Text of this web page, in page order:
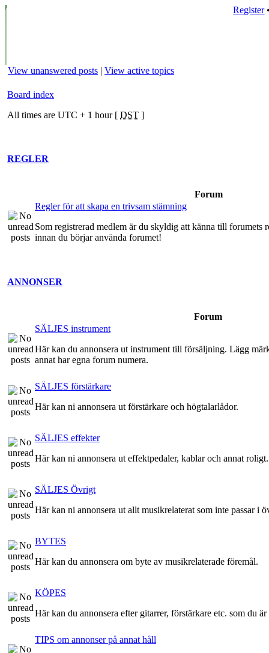
Register
View unanswered posts | View active topics
Board index
All times are UTC + 1 hour [ DST ]
REGLER
Forum
Regler för att skapa en trivsam stämning
Som registrerad medlem är du skyldig att känna till forumets
innan du börjar använda forumet!
ANNONSER
Forum
SÄLJES instrument
Här kan du annonsera ut instrument till försäljning. Lägg
annat har egna forum numera.
SÄLJES förstärkare
Här kan ni annonsera ut förstärkare och högtalarlådor.
SÄLJES effekter
Här kan ni annonsera ut effektpedaler, kablar och annat roligt.
SÄLJES Övrigt
Här kan ni annonsera ut allt musikrelaterat som inte passar i
BYTES
Här kan du annonsera om byte av musikrelaterade föremål.
KÖPES
Här kan du annonsera efter gitarrer, förstärkare etc. som du
TIPS om annonser på annat håll